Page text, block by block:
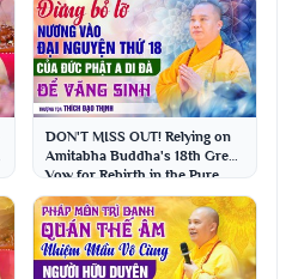
DON'T MISS OUT! Relying on
Amitabha Buddha's 18th Great
Vow for Rebirth in the Pure
Land | Venera...